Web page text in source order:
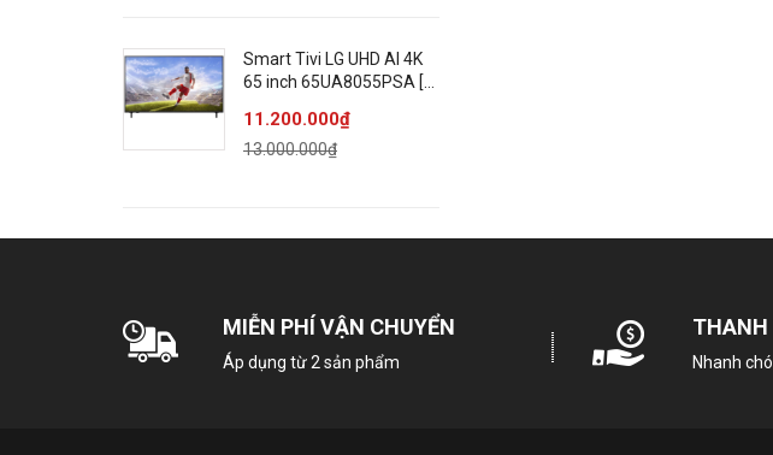
bằng giọng nói
Kích thước có chân đế:
Kích thước không chân đế:
Smart Tivi LG UHD AI 4K
65 inch 65UA8055PSA [
11.200.000₫
13.000.000₫
MIỄN PHÍ VẬN CHUYỂN
Áp dụng từ 2 sản phẩm Nhanh